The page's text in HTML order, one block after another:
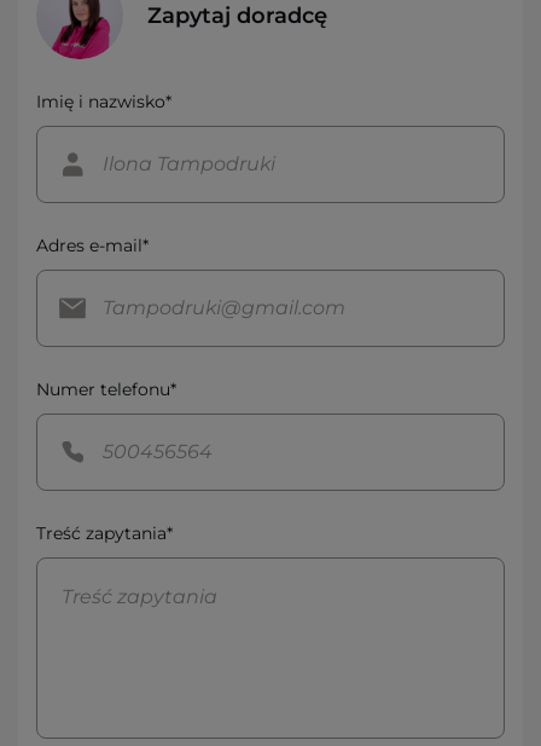
Zapytaj doradcę
Imię i nazwisko*
Adres e-mail*
Numer telefonu*
Treść zapytania*